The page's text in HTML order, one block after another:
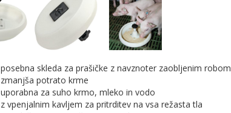
posebna skleda za prašičke z navznoter zaobljenim robom
zmanjša potrato krme
uporabna za suho krmo, mleko in vodo
z vpenjalnim kavljem za pritrditev na vsa režasta tla